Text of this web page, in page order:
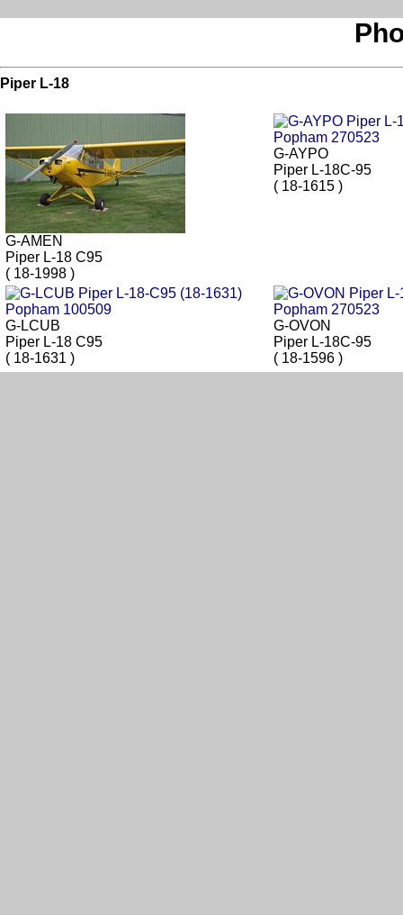
Piper L-18
G-AMEN
Piper L-18 C95
( 18-1998 )
G-AYPO
Piper L-18C-95
( 18-1615 )
G-LCUB
Piper L-18 C95
( 18-1631 )
G-OVON
Piper L-18C-95
( 18-1596 )